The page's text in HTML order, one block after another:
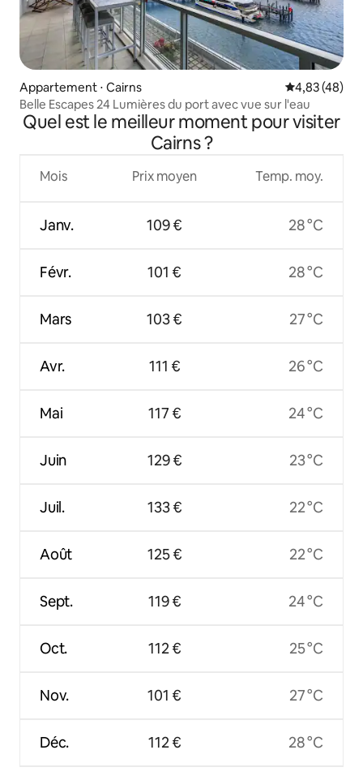
Appartement ⋅ Cairns Évaluation
4,83 (48)
Belle Escapes 24 Lumières du port avec vue sur l'eau
Quel est le meilleur moment pour visiter
Cairns ?
Mois
Janv.
Févr.
Mars
Avr.
Mai
Juin
Juil.
Août
Sept.
Oct.
Nov.
Déc.
Prix moyen
109 €
101 €
103 €
111 €
117 €
129 €
133 €
125 €
119 €
112 €
101 €
112 €
Temp. moy.
28 °C
28 °C
27 °C
26 °C
24 °C
23 °C
22 °C
22 °C
24 °C
25 °C
27 °C
28 °C